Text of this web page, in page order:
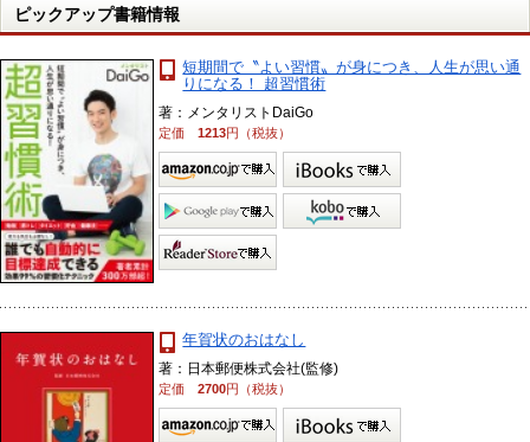
ピックアップ書籍情報
短期間で〝よい習慣〟が身につき、人生が思い通
りになる！ 超習慣術
著：メンタリストDaiGo
定価1213円（税抜）
年賀状のおはなし
著：日本郵便株式会社(監修)
定価2700円（税抜）